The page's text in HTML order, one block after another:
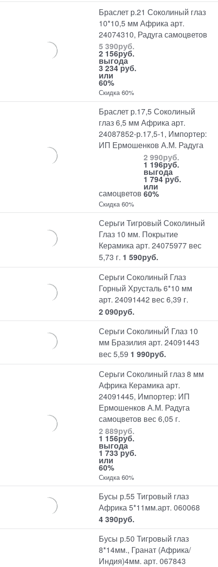
Браслет р.21 Соколиный глаз
10*10,5 мм Африка арт.
24074310, Радуга самоцветов
5 390руб.
2 156руб.
выгода
3 234 руб.
или
60%
Скидка 60%
Браслет р.17,5 Соколиный
глаз 6,5 мм Африка арт.
24087852-р.17,5-1, Импортер:
ИП Ермошенков А.М. Радуга
самоцветов
2 990руб.
1 196руб.
выгода
1 794 руб.
или
60%
Скидка 60%
Серьги Тигровый Соколиный
Глаз 10 мм. Покрытие
Керамика арт. 24075977 вес
5,73 г. 1 590руб.
Серьги Соколиный Глаз
Горный Хрусталь 6*10 мм
арт. 24091442 вес 6,39 г.
2 090руб.
Серьги СоколиныЙ Глаз 10
мм Бразилия арт. 24091443
вес 5,59 1 990руб.
Серьги Соколиный глаз 8 мм
Африка Керамика арт.
24091445, Импортер: ИП
Ермошенков А.М. Радуга
самоцветов вес 6,05 г.
2 889руб.
1 156руб.
выгода
1 733 руб.
или
60%
Скидка 60%
Бусы р.55 Тигровый глаз
Африка 5*11мм.арт. 060068
4 390руб.
Бусы р.50 Тигровый глаз
8*14мм., Гранат (Африка/
Индия)4мм. арт. 067843